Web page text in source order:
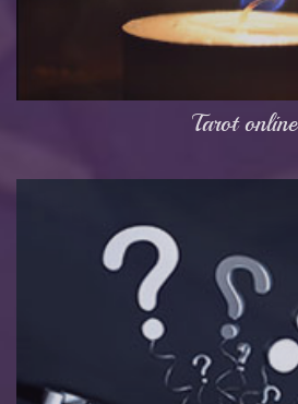
Tarot online